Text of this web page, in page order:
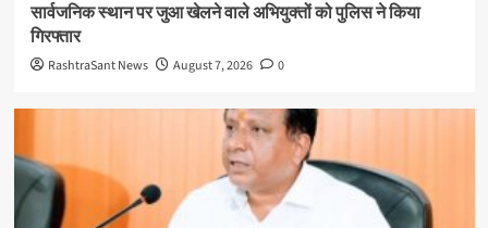
सार्वजनिक स्थान पर जुआ खेलने वाले अभियुक्तों को पुलिस ने किया
गिरफ्तार
RashtraSant News August 7, 2026 0